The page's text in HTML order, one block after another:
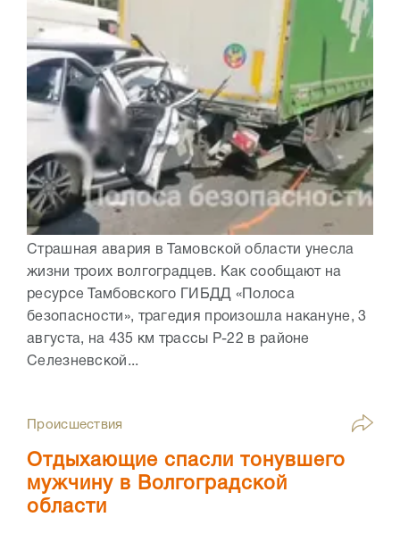
Страшная авария в Тамовской области унесла
жизни троих волгоградцев. Как сообщают на
ресурсе Тамбовского ГИБДД «Полоса
безопасности», трагедия произошла накануне, 3
августа, на 435 км трассы Р-22 в районе
Селезневской...
Происшествия
Отдыхающие спасли тонувшего
мужчину в Волгоградской
области